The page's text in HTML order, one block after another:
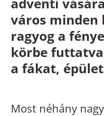
város minden
ragyog a
körbe
a fákat,
Most néhány